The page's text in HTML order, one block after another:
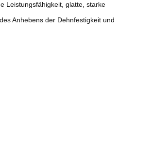
Leistungsfähigkeit, glatte, starke
Anhebens der Dehnfestigkeit und